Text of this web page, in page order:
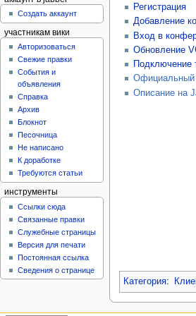
Регистрация
Добавление
Вход в
Обновление
Подключение
Официальный
Описание на
Категория:
Создать аккаунт
участникам вики
Авторизоваться
Свежие правки
События и
объявления
Справка
Архив
Блокнот
Песочница
Не написано
К доработке
Требуются статьи
инструменты
Ссылки сюда
Связанные правки
Служебные страницы
Версия для печати
Постоянная ссылка
Сведения о странице